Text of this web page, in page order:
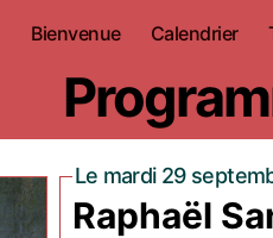
Bienvenue Calendrier
Le mardi 29
Raphaël